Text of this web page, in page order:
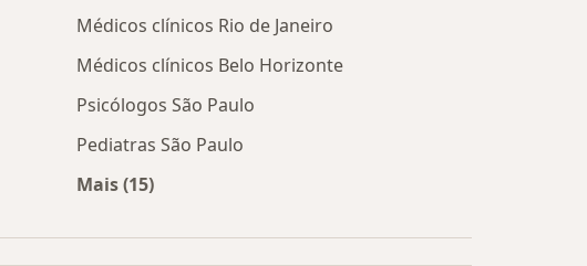
Médicos clínicos Rio de Janeiro
Médicos clínicos Belo Horizonte
Psicólogos São Paulo
Pediatras São Paulo
Mais (15)